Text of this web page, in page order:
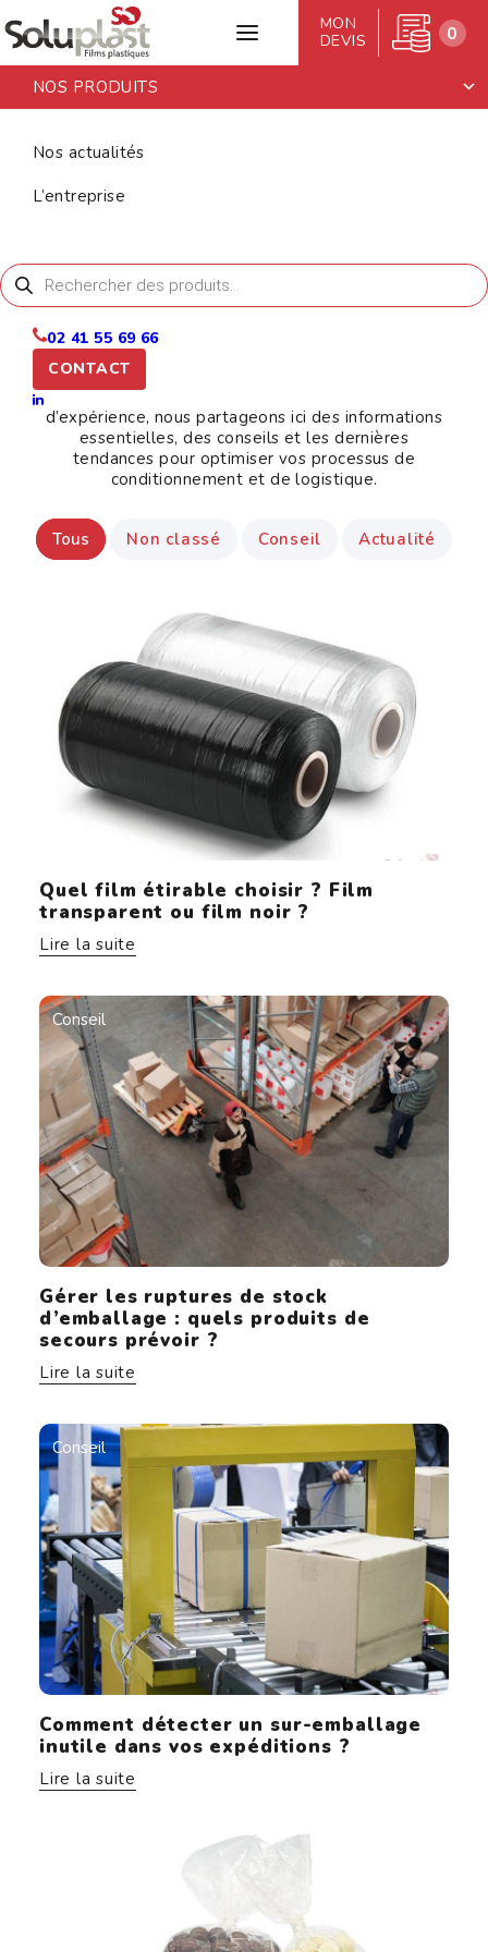
NOS PRODUITS
Nos actualités
L’entreprise
MON
DEVIS
0
Recherche
de
produits
02 41 55 69 66
CONTACT
Accueil>Nos actualités
NOS
ACTUALITÉS
Soluplast, spécialiste basé à Cholet dans la
commercialisation de films plastiques et d’adhésifs
pour l’emballage et l’expédition. Forts de 30 ans
d’expérience, nous partageons ici des informations
essentielles, des conseils et les dernières
tendances pour optimiser vos processus de
conditionnement et de logistique.
Tous Non classé Conseil Actualité
Quel film étirable choisir ? Film
transparent ou film noir ?
Lire la suite
Conseil
Gérer les ruptures de stock
d’emballage : quels produits de
secours prévoir ?
Lire la suite
Conseil
Comment détecter un sur-emballage
inutile dans vos expéditions ?
Lire la suite